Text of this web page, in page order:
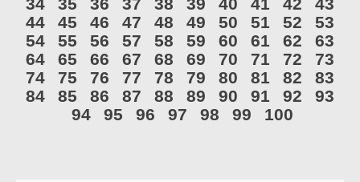
44
45 46 47 48 49 50 51 52
53
54
55 56 57 58 59 60 61 62
63
64
65 66 67 68 69 70 71 72
73
74
75 76 77 78 79 80 81 82
83
84
85 86 87 88 89 90 91 92
93
94
95 96 97 98 99 100